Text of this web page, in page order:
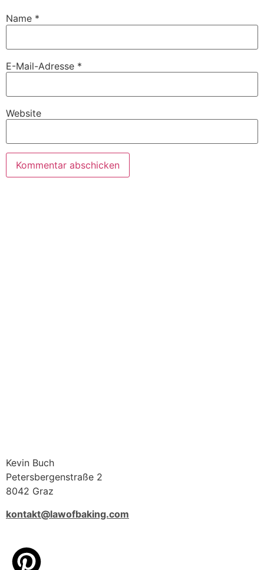
Name *
E-Mail-Adresse *
Website
Kevin Buch
Petersbergenstraße 2
8042 Graz
kontakt@lawofbaking.com